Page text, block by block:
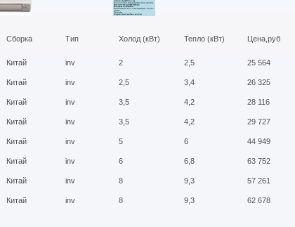
Сборка Тип Холод (кВт) Тепло (кВт) Цена,руб
Китай inv 2 2,5 25 564
Китай inv 2,5 3,4 26 325
Китай inv 3,5 4,2 28 116
Китай inv 3,5 4,2 29 727
Китай inv 5 6 44 949
Китай inv 6 6,8 63 752
Китай inv 8 9,3 57 261
Китай inv 8 9,3 62 678